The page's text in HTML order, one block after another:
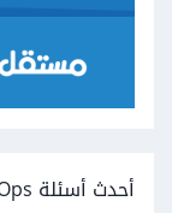
أحدث أسئلة DevOps